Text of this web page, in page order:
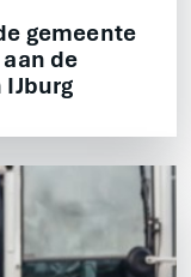
gemeente
de